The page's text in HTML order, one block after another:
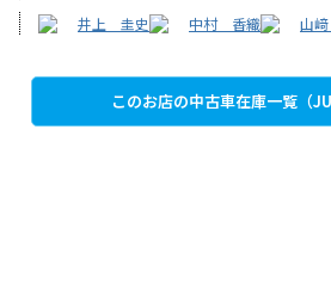
井上 圭史 中村 香織 山
このお店の中古車在庫一覧（JU